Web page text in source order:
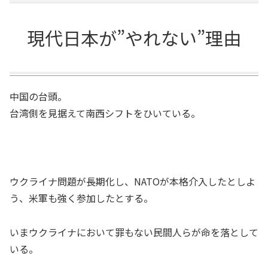
現代日本が”やれない”理由
中国の台頭。
台湾側を見据えて南西シフトをひいている。
ウクライナ問題が長期化し、NATOが本格介入したとしよ
う、米軍も強く参加したとする。
いまウクライナにおいて罪もない民間人らが命を落として
いる。